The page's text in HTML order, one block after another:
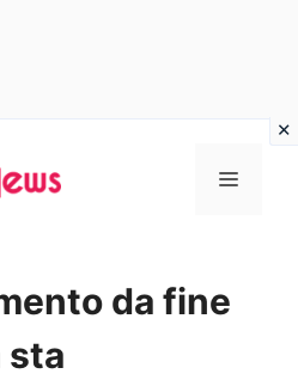
Menu
da fine
sta